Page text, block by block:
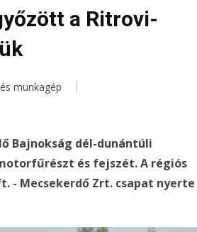
a Ritrovi-
munkagép
Bajnokság dél-dunántúli
és fejszét. A régiós
- Mecsekerdő Zrt. csapat nyerte